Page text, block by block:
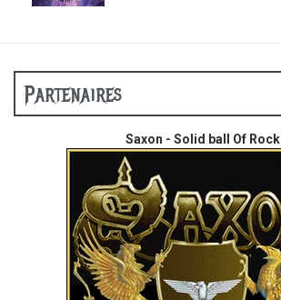
Partenaires
Saxon - Solid ball Of Rock